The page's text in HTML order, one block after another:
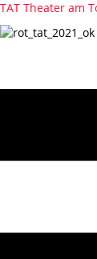
TAT Theater am